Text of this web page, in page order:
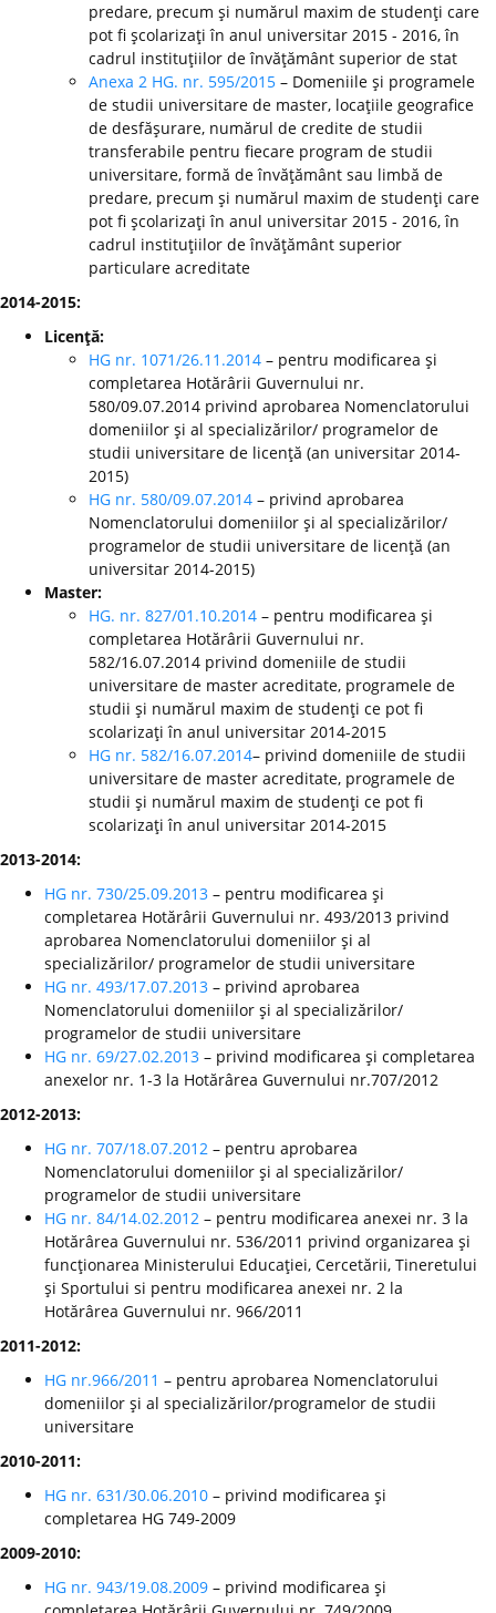
predare, precum şi numărul maxim de studenţi care
pot fi şcolarizaţi în anul universitar 2015 - 2016, în
cadrul instituţiilor de învăţământ superior de stat
Anexa 2 HG. nr. 595/2015 – Domeniile şi programele
de studii universitare de master, locaţiile geografice
de desfăşurare, numărul de credite de studii
transferabile pentru fiecare program de studii
universitare, formă de învăţământ sau limbă de
predare, precum şi numărul maxim de studenţi care
pot fi şcolarizaţi în anul universitar 2015 - 2016, în
cadrul instituţiilor de învăţământ superior
particulare acreditate
2014-2015:
Licenţă:
HG nr. 1071/26.11.2014 – pentru modificarea şi
completarea Hotărârii Guvernului nr.
580/09.07.2014 privind aprobarea Nomenclatorului
domeniilor şi al specializărilor/ programelor de
studii universitare de licenţă (an universitar 2014-
2015)
HG nr. 580/09.07.2014 – privind aprobarea
Nomenclatorului domeniilor şi al specializărilor/
programelor de studii universitare de licenţă (an
universitar 2014-2015)
Master:
HG. nr. 827/01.10.2014 – pentru modificarea şi
completarea Hotărârii Guvernului nr.
582/16.07.2014 privind domeniile de studii
universitare de master acreditate, programele de
studii şi numărul maxim de studenţi ce pot fi
scolarizaţi în anul universitar 2014-2015
HG nr. 582/16.07.2014– privind domeniile de studii
universitare de master acreditate, programele de
studii şi numărul maxim de studenţi ce pot fi
scolarizaţi în anul universitar 2014-2015
2013-2014:
HG nr. 730/25.09.2013 – pentru modificarea şi
completarea Hotărârii Guvernului nr. 493/2013 privind
aprobarea Nomenclatorului domeniilor şi al
specializărilor/ programelor de studii universitare
HG nr. 493/17.07.2013 – privind aprobarea
Nomenclatorului domeniilor şi al specializărilor/
programelor de studii universitare
HG nr. 69/27.02.2013 – privind modificarea şi completarea
anexelor nr. 1-3 la Hotărârea Guvernului nr.707/2012
2012-2013:
HG nr. 707/18.07.2012 – pentru aprobarea
Nomenclatorului domeniilor şi al specializărilor/
programelor de studii universitare
HG nr. 84/14.02.2012 – pentru modificarea anexei nr. 3 la
Hotărârea Guvernului nr. 536/2011 privind organizarea şi
funcţionarea Ministerului Educaţiei, Cercetării, Tineretului
şi Sportului si pentru modificarea anexei nr. 2 la
Hotărârea Guvernului nr. 966/2011
2011-2012:
HG nr.966/2011 – pentru aprobarea Nomenclatorului
domeniilor şi al specializărilor/programelor de studii
universitare
2010-2011:
HG nr. 631/30.06.2010 – privind modificarea şi
completarea HG 749-2009
2009-2010:
HG nr. 943/19.08.2009 – privind modificarea şi